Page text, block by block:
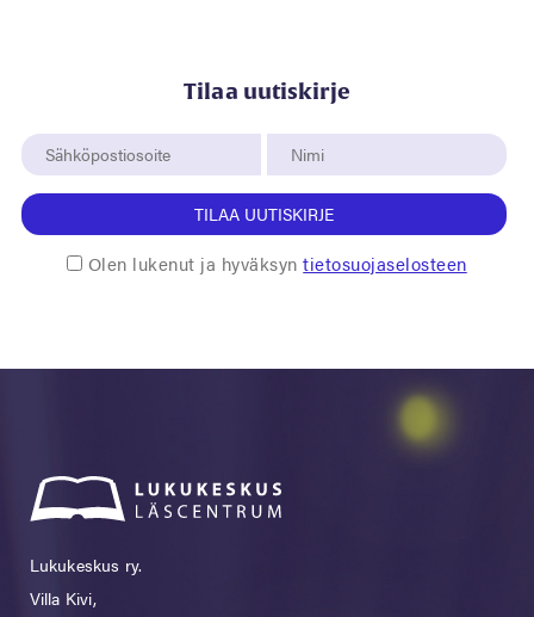
Tilaa uutiskirje
TILAA UUTISKIRJE
Olen lukenut ja hyväksyntietosuojaselosteen
Lukukeskus ry.
Villa Kivi,